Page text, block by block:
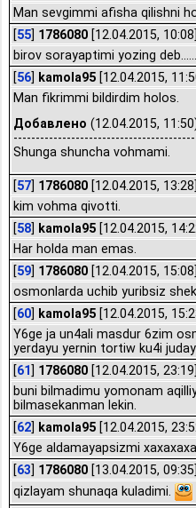
Man sevgimmi afisha qilishni
[55] 1786080 [12.04.2015, 10:08]
birov sorayaptimi yozing deb......
[56] kamola95 [12.04.2015,
Man fikrimmi bildirdim holos.
Добавлено (12.04.2015,
Shunga shuncha vohmami.
[57] 1786080 [12.04.2015, 13:28]
kim vohma qivotti.
[58] kamola95 [12.04.2015,
Har holda man emas.
[59] 1786080 [12.04.2015, 15:08]
osmonlarda uchib yuribsiz
[60] kamola95 [12.04.2015,
Y6ge ja un4ali masdur 6zim
yerdayu yernin tortiw ku4i
[61] 1786080 [12.04.2015, 23:19]
buni bilmadimu yomonam
bilmasekanman lekin.
[62] kamola95 [12.04.2015,
Y6ge aldamayapsizmi
[63] 1786080 [13.04.2015, 09:35]
qizlayam shunaqa kuladimi.